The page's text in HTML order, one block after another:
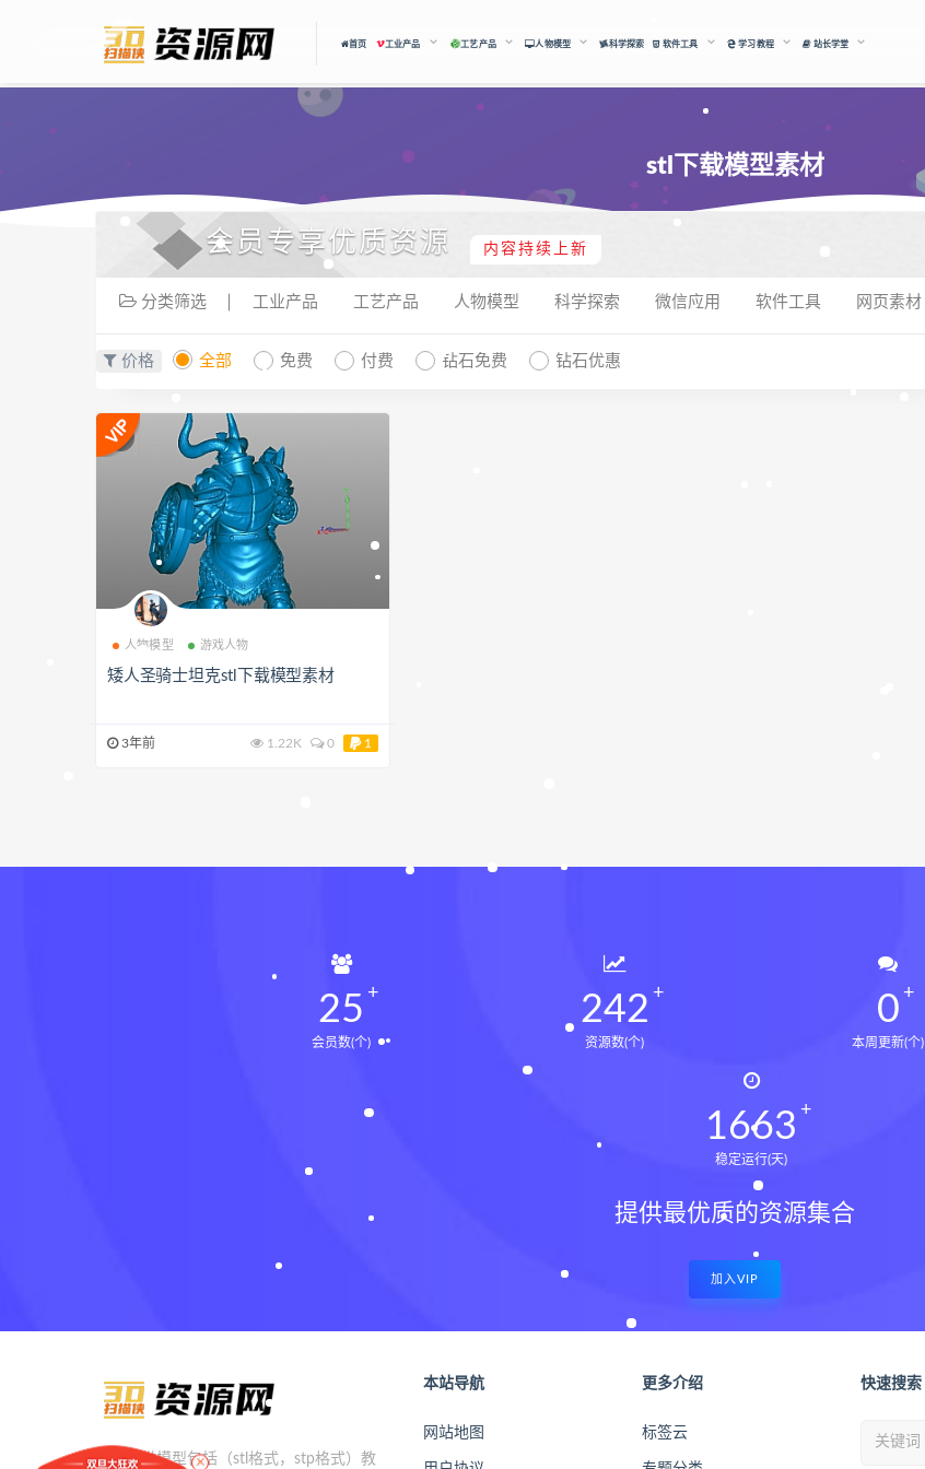
首页 工业产品 工艺产品 人物模型 科学探索 软件工具 学习教程 站长学堂
stl下载模型素材
会员专享优质资源 内容持续上新
分类筛选 工业产品 工艺产品 人物模型 科学探索 微信应用 软件工具 网页素材
价格 全部 免费 付费 钻石免费 钻石优惠
人物模型 游戏人物
矮人圣骑士坦克stl下载模型素材
3年前 1.22K 0 1
25
会员数(个)
243
资源数(个)
0
本周更新(个)
1675
稳定运行(天)
提供最优质的资源集合
加入VIP
本站提供模型包括（stl格式，stp格式）教
本站导航
网站地图
更多介绍
标签云
快速搜索
×